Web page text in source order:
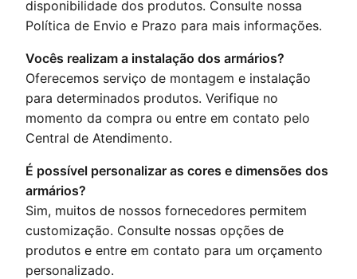
disponibilidade dos produtos. Consulte nossa
Política de Envio e Prazo para mais informações.
Vocês realizam a instalação dos armários?
Oferecemos serviço de montagem e instalação
para determinados produtos. Verifique no
momento da compra ou entre em contato pelo
Central de Atendimento.
É possível personalizar as cores e dimensões dos
armários?
Sim, muitos de nossos fornecedores permitem
customização. Consulte nossas opções de
produtos e entre em contato para um orçamento
personalizado.